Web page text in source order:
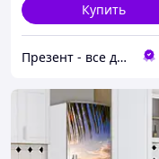
Купить
Презент - все для декора